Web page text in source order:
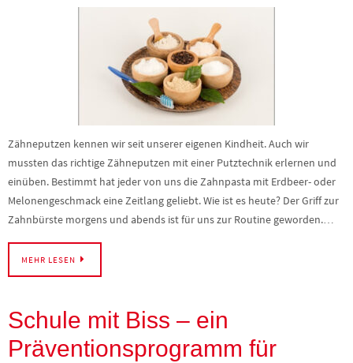
Zähneputzen kennen wir seit unserer eigenen Kindheit. Auch wir
mussten das richtige Zähneputzen mit einer Putztechnik erlernen und
einüben. Bestimmt hat jeder von uns die Zahnpasta mit Erdbeer- oder
Melonengeschmack eine Zeitlang geliebt. Wie ist es heute? Der Griff zur
Zahnbürste morgens und abends ist für uns zur Routine geworden.…
MEHR LESEN
Schule mit Biss – ein
Präventionsprogramm für